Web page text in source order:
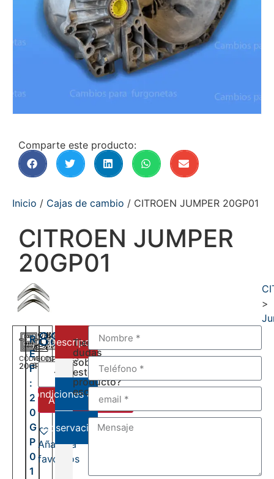
Comparte este producto:
Inicio / Cajas de cambio / CITROEN JUMPER 20GP01
CITROEN JUMPER
20GP01
>
CÓDIGO
20GP01
VELOCIDADES
6
DEL:
AL:
R
E
F
:
2
0
G
P
0
1
880,00€
Añadir al carrito
Añadir a
favoritos
Descripción
Condiciones de venta
Observaciones
Tienes
dudas
sobre
este
producto?
escríbenos: